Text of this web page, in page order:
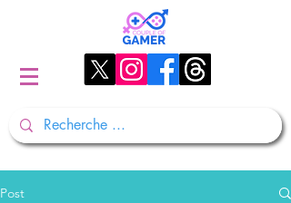
Post